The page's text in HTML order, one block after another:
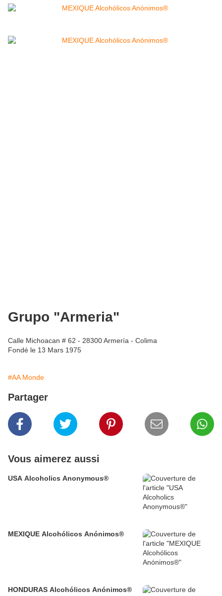
Grupo "Armeria"
Calle Michoacan # 62 - 28300 Armería - Colima
Fondé le 13 Mars 1975
#AA Monde
Partager
Vous aimerez aussi
USA Alcoholics Anonymous®
MEXIQUE Alcohólicos Anónimos®
HONDURAS Alcohólicos Anónimos®